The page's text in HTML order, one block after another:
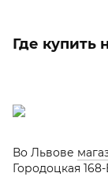
Где купить
Во Львове
Городоцкая